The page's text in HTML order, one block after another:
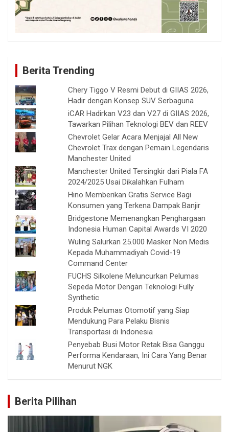
Berita Trending
Chery Tiggo V Resmi Debut di GIIAS 2026,
Hadir dengan Konsep SUV Serbaguna
iCAR Hadirkan V23 dan V27 di GIIAS 2026,
Tawarkan Pilihan Teknologi BEV dan REEV
Chevrolet Gelar Acara Menjajal All New
Chevrolet Trax dengan Pemain Legendaris
Manchester United
Manchester United Tersingkir dari Piala FA
2024/2025 Usai Dikalahkan Fulham
Hino Memberikan Gratis Service Bagi
Konsumen yang Terkena Dampak Banjir
Bridgestone Memenangkan Penghargaan
Indonesia Human Capital Awards VI 2020
Wuling Salurkan 25.000 Masker Non Medis
Kepada Muhammadiyah Covid-19
Command Center
FUCHS Silkolene Meluncurkan Pelumas
Sepeda Motor Dengan Teknologi Fully
Synthetic
Produk Pelumas Otomotif yang Siap
Mendukung Para Pelaku Bisnis
Transportasi di Indonesia
Penyebab Busi Motor Retak Bisa Ganggu
Performa Kendaraan, Ini Cara Yang Benar
Menurut NGK
Berita Pilihan